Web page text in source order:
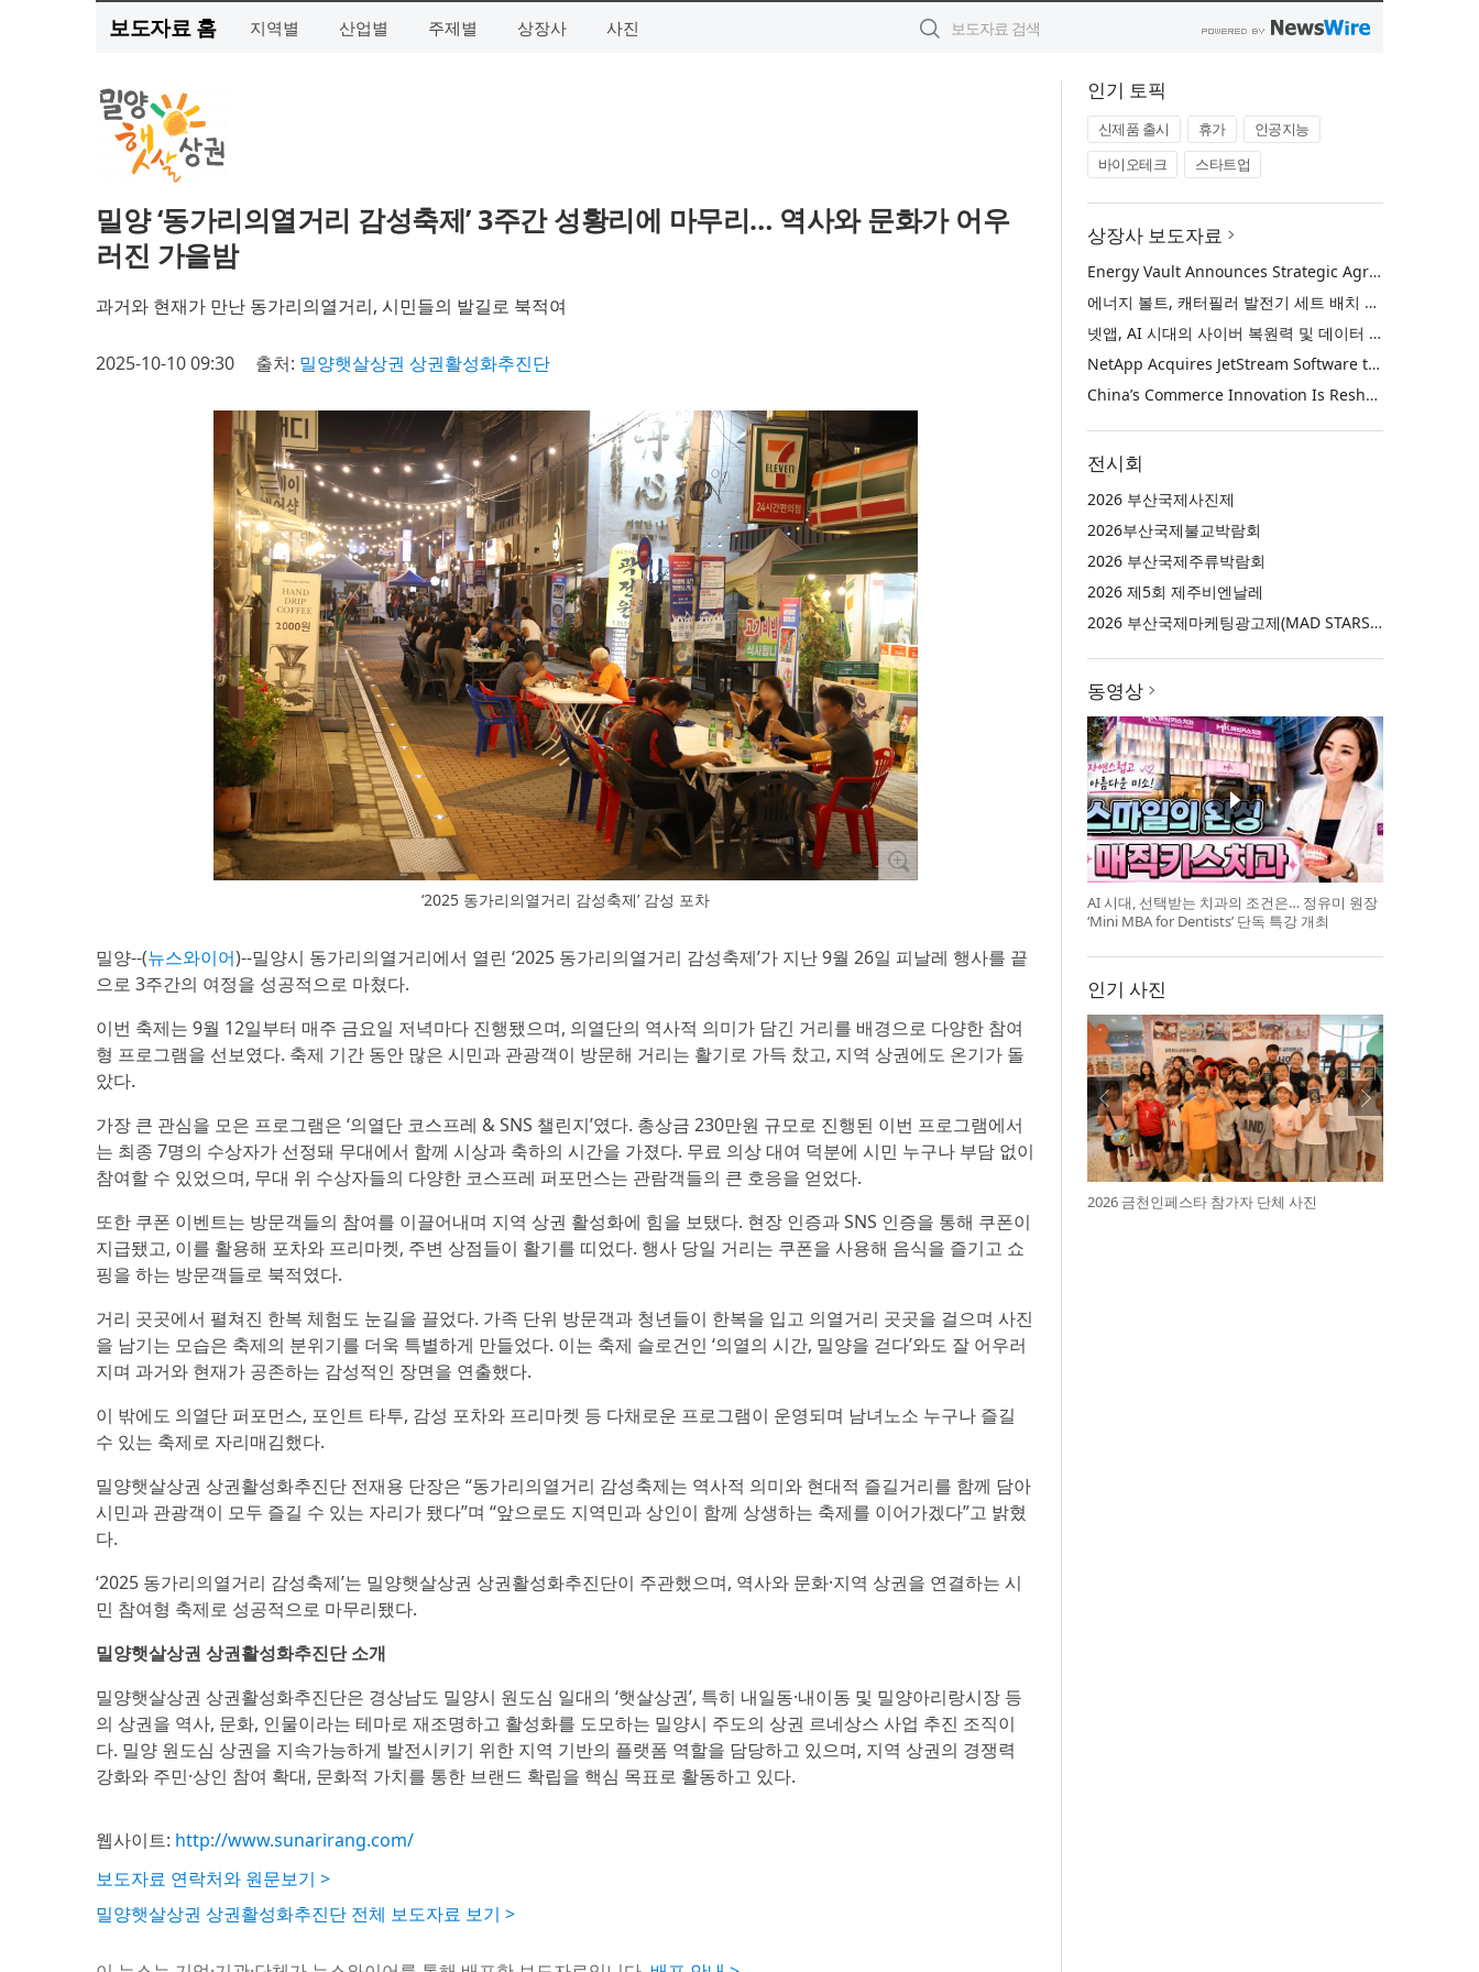
보도자료 홈 지역별 산업별 주제별 상장사 사진
밀양 ‘동가리의열거리 감성축제’ 3주간 성황리에 마무리… 역사와 문화가 어우
러진 가을밤
과거와 현재가 만난 동가리의열거리, 시민들의 발길로 북적여
2025-10-10 09:30 출처: 밀양햇살상권 상권활성화추진단
‘2025 동가리의열거리 감성축제’ 감성 포차
밀양--(뉴스와이어)--밀양시 동가리의열거리에서 열린 ‘2025 동가리의열거리 감성축제’가 지난 9월 26일 피날레 행사를 끝
으로 3주간의 여정을 성공적으로 마쳤다.
이번 축제는 9월 12일부터 매주 금요일 저녁마다 진행됐으며, 의열단의 역사적 의미가 담긴 거리를 배경으로 다양한 참여
형 프로그램을 선보였다. 축제 기간 동안 많은 시민과 관광객이 방문해 거리는 활기로 가득 찼고, 지역 상권에도 온기가 돌
았다.
가장 큰 관심을 모은 프로그램은 ‘의열단 코스프레 & SNS 챌린지’였다. 총상금 230만원 규모로 진행된 이번 프로그램에서
는 최종 7명의 수상자가 선정돼 무대에서 함께 시상과 축하의 시간을 가졌다. 무료 의상 대여 덕분에 시민 누구나 부담 없이
참여할 수 있었으며, 무대 위 수상자들의 다양한 코스프레 퍼포먼스는 관람객들의 큰 호응을 얻었다.
또한 쿠폰 이벤트는 방문객들의 참여를 이끌어내며 지역 상권 활성화에 힘을 보탰다. 현장 인증과 SNS 인증을 통해 쿠폰이
지급됐고, 이를 활용해 포차와 프리마켓, 주변 상점들이 활기를 띠었다. 행사 당일 거리는 쿠폰을 사용해 음식을 즐기고 쇼
핑을 하는 방문객들로 북적였다.
거리 곳곳에서 펼쳐진 한복 체험도 눈길을 끌었다. 가족 단위 방문객과 청년들이 한복을 입고 의열거리 곳곳을 걸으며 사진
을 남기는 모습은 축제의 분위기를 더욱 특별하게 만들었다. 이는 축제 슬로건인 ‘의열의 시간, 밀양을 걷다’와도 잘 어우러
지며 과거와 현재가 공존하는 감성적인 장면을 연출했다.
이 밖에도 의열단 퍼포먼스, 포인트 타투, 감성 포차와 프리마켓 등 다채로운 프로그램이 운영되며 남녀노소 누구나 즐길
수 있는 축제로 자리매김했다.
밀양햇살상권 상권활성화추진단 전재용 단장은 “동가리의열거리 감성축제는 역사적 의미와 현대적 즐길거리를 함께 담아
시민과 관광객이 모두 즐길 수 있는 자리가 됐다”며 “앞으로도 지역민과 상인이 함께 상생하는 축제를 이어가겠다”고 밝혔
다.
‘2025 동가리의열거리 감성축제’는 밀양햇살상권 상권활성화추진단이 주관했으며, 역사와 문화·지역 상권을 연결하는 시
민 참여형 축제로 성공적으로 마무리됐다.
밀양햇살상권 상권활성화추진단 소개
밀양햇살상권 상권활성화추진단은 경상남도 밀양시 원도심 일대의 ‘햇살상권’, 특히 내일동·내이동 및 밀양아리랑시장 등
의 상권을 역사, 문화, 인물이라는 테마로 재조명하고 활성화를 도모하는 밀양시 주도의 상권 르네상스 사업 추진 조직이
다. 밀양 원도심 상권을 지속가능하게 발전시키기 위한 지역 기반의 플랫폼 역할을 담당하고 있으며, 지역 상권의 경쟁력
강화와 주민·상인 참여 확대, 문화적 가치를 통한 브랜드 확립을 핵심 목표로 활동하고 있다.
웹사이트: http://www.sunarirang.com/
보도자료 연락처와 원문보기 >
밀양햇살상권 상권활성화추진단 전체 보도자료 보기 >
인기 토픽
신제품 출시 휴가
인공지능
바이오테크
스타트업
상장사 보도자료
Energy Vault Announces Strategic Agreement to Deploy 1.25 GW of Integrated Power Infrastructure for Hyperscaler AI Data Center with Leading Power Generation EPC Deploying Caterpillar Gensets
에너지 볼트, 캐터필러 발전기 세트 배치 중인 선도적인 발전 EPC를 통해 하이퍼스케일러 AI 데이터센터를 위한 1.25 GW 통합 전력 인프라 구축을 위한 전략적 계약 체결
넷앱, AI 시대의 사이버 복원력 및 데이터 보호 강화를 위해 젯스트림 소프트웨어 인수
NetApp Acquires JetStream Software to Advance Cyber Resilience and Data Protection for the AI Era
China’s Commerce Innovation Is Reshaping Global Retail
전시회
2026 부산국제사진제
2026부산국제불교박람회
2026 부산국제주류박람회
2026 제5회 제주비엔날레
2026 부산국제마케팅광고제(MAD STARS 2026)
동영상
AI 시대, 선택받는 치과의 조건은… 정유미 원장
‘Mini MBA for Dentists’ 단독 특강 개최
인기 사진
2026 금천인페스타 참가자 단체 사진